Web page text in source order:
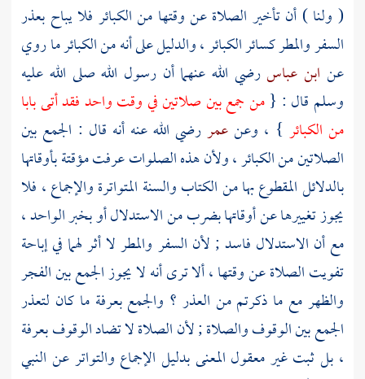
( ولنا ) أن تأخير الصلاة عن وقتها من الكبائر فلا يباح بعذر
السفر والمطر كسائر الكبائر ، والدليل على أنه من الكبائر ما روي
عن ابن عباسرضي الله عنهما أن رسول الله صلى الله عليه
وسلم قال : {من جمع بين صلاتين في وقت واحد فقد أتى بابا
من الكبائر } ، وعنعمررضي الله عنه أنه قال : الجمع بين
الصلاتين من الكبائر ، ولأن هذه الصلوات عرفت مؤقتة بأوقاتها
بالدلائل المقطوع بها من الكتاب والسنة المتواترة والإجماع ، فلا
يجوز تغييرها عن أوقاتها بضرب من الاستدلال أو بخبر الواحد ،
مع أن الاستدلال فاسد ; لأن السفر والمطر لا أثر لهما في إباحة
تفويت الصلاة عن وقتها ، ألا ترى أنه لا يجوز الجمع بين الفجر
والظهر مع ما ذكرتم من العذر ؟ والجمعبعرفةما كان لتعذر
الجمع بين الوقوف والصلاة ; لأن الصلاة لا تضاد الوقوفبعرفة
، بل ثبت غير معقول المعنى بدليل الإجماع والتواتر عن النبي